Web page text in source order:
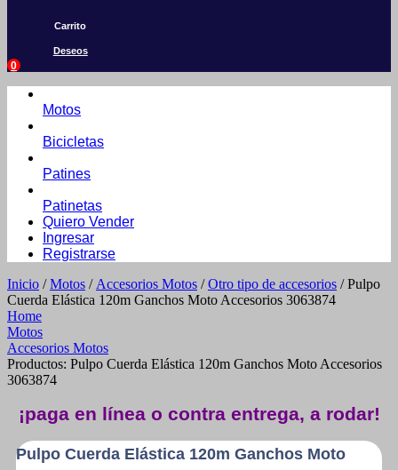
Carrito
Deseos
0
Motos
Bicicletas
Patines
Patinetas
Quiero Vender
Ingresar
Registrarse
Inicio /Motos / Accesorios Motos /Otro tipo de accesorios / Pulpo
Cuerda Elástica 120m Ganchos Moto Accesorios 3063874
Home
Motos
Accesorios Motos
Productos: Pulpo Cuerda Elástica 120m Ganchos Moto Accesorios
3063874
¡paga en línea o contra entrega, a rodar!
Pulpo Cuerda Elástica 120m Ganchos Moto